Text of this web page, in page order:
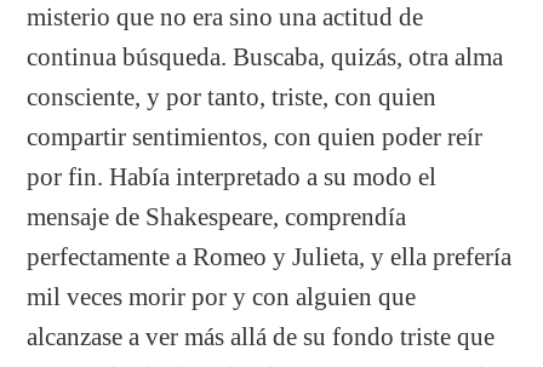
misterio que no era sino una actitud de
continua búsqueda. Buscaba, quizás, otra alma
consciente, y por tanto, triste, con quien
compartir sentimientos, con quien poder reír
por fin. Había interpretado a su modo el
mensaje de Shakespeare, comprendía
perfectamente a Romeo y Julieta, y ella prefería
mil veces morir por y con alguien que
alcanzase a ver más allá de su fondo triste que